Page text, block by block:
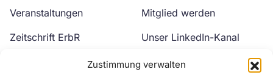
Zustimmung verwalten
Veranstaltungen
Zeitschrift ErbR
Mitglied werden
Unser LinkedIn-Kanal
Unser YouTube-Kanal